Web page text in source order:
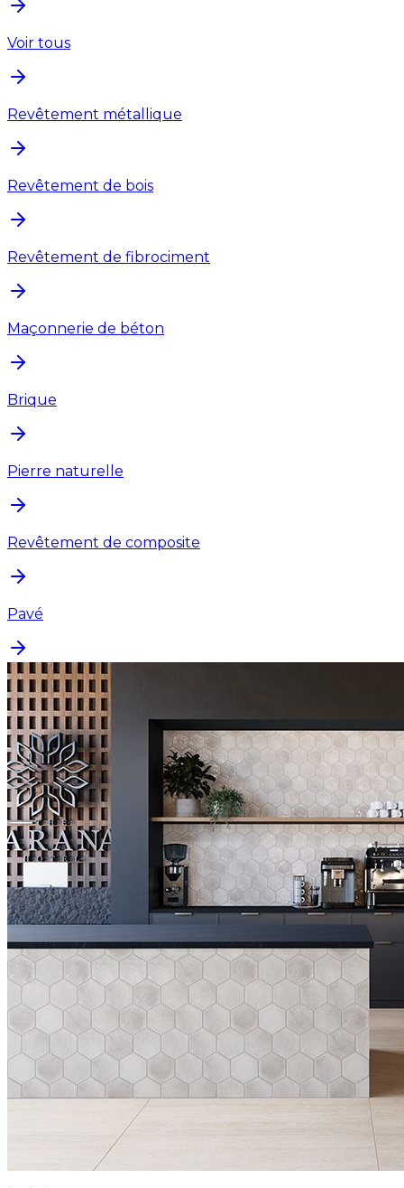
Voir tous
Revêtement métallique
Revêtement de bois
Revêtement de fibrociment
Maçonnerie de béton
Brique
Pierre naturelle
Revêtement de composite
Pavé